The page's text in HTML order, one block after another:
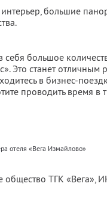
большие
себя большое
Это станет
в бизнес-
проводить время в
отеля «Вега Измайлово»
общество ТГК «Вега»,